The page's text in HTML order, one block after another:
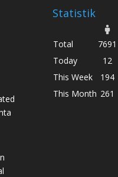
Statistik
Total 7691
Today
12
This Week
194
This Month 261